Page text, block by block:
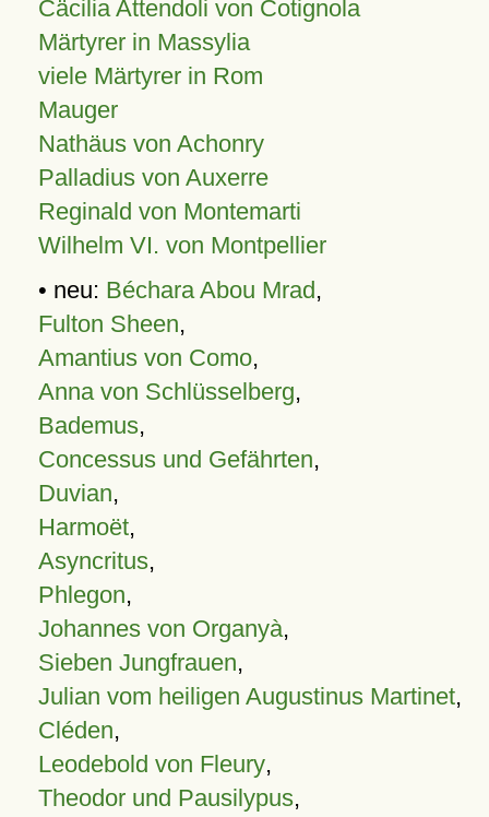
Cäcilia Attendoli von Cotignola
Märtyrer in Massylia
viele Märtyrer in Rom
Mauger
Nathäus von Achonry
Palladius von Auxerre
Reginald von Montemarti
Wilhelm VI. von Montpellier
• neu: Béchara Abou Mrad,
Fulton Sheen,
Amantius von Como,
Anna von Schlüsselberg,
Bademus,
Concessus und Gefährten,
Duvian,
Harmoët,
Asyncritus,
Phlegon,
Johannes von Organyà,
Sieben Jungfrauen,
Julian vom heiligen Augustinus Martinet,
Cléden,
Leodebold von Fleury,
Theodor und Pausilypus,